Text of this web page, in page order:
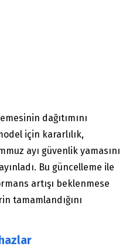
dağıtımını
için kararlılık,
ayı güvenlik yamasını
Bu güncelleme ile
artışı beklenmese
tamamlandığını